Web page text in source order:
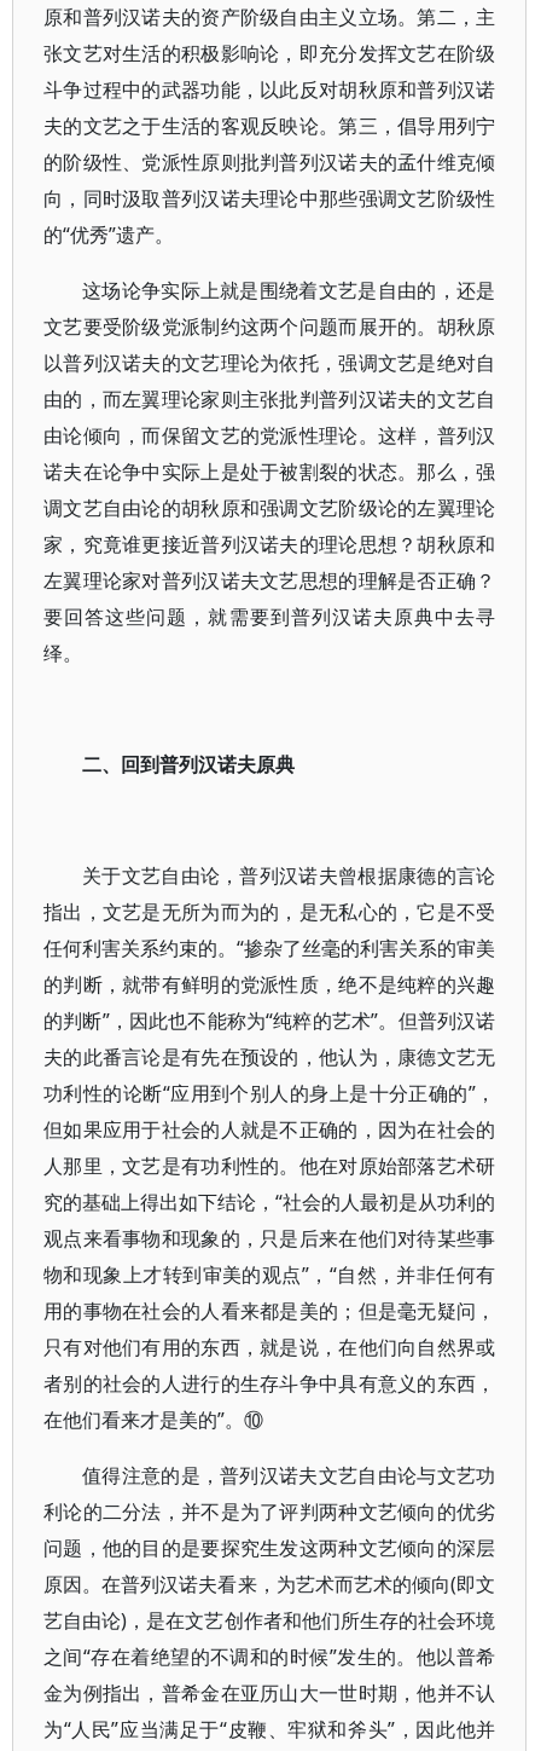
原和普列汉诺夫的资产阶级自由主义立场。第二，主
张文艺对生活的积极影响论，即充分发挥文艺在阶级
斗争过程中的武器功能，以此反对胡秋原和普列汉诺
夫的文艺之于生活的客观反映论。第三，倡导用列宁
的阶级性、党派性原则批判普列汉诺夫的孟什维克倾
向，同时汲取普列汉诺夫理论中那些强调文艺阶级性
的“优秀”遗产。
这场论争实际上就是围绕着文艺是自由的，还是
文艺要受阶级党派制约这两个问题而展开的。胡秋原
以普列汉诺夫的文艺理论为依托，强调文艺是绝对自
由的，而左翼理论家则主张批判普列汉诺夫的文艺自
由论倾向，而保留文艺的党派性理论。这样，普列汉
诺夫在论争中实际上是处于被割裂的状态。那么，强
调文艺自由论的胡秋原和强调文艺阶级论的左翼理论
家，究竟谁更接近普列汉诺夫的理论思想？胡秋原和
左翼理论家对普列汉诺夫文艺思想的理解是否正确？
要回答这些问题，就需要到普列汉诺夫原典中去寻
绎。
二、回到普列汉诺夫原典
关于文艺自由论，普列汉诺夫曾根据康德的言论
指出，文艺是无所为而为的，是无私心的，它是不受
任何利害关系约束的。“掺杂了丝毫的利害关系的审美
的判断，就带有鲜明的党派性质，绝不是纯粹的兴趣
的判断”，因此也不能称为“纯粹的艺术”。但普列汉诺
夫的此番言论是有先在预设的，他认为，康德文艺无
功利性的论断“应用到个别人的身上是十分正确的”，
但如果应用于社会的人就是不正确的，因为在社会的
人那里，文艺是有功利性的。他在对原始部落艺术研
究的基础上得出如下结论，“社会的人最初是从功利的
观点来看事物和现象的，只是后来在他们对待某些事
物和现象上才转到审美的观点”，“自然，并非任何有
用的事物在社会的人看来都是美的；但是毫无疑问，
只有对他们有用的东西，就是说，在他们向自然界或
者别的社会的人进行的生存斗争中具有意义的东西，
在他们看来才是美的”。⑩
值得注意的是，普列汉诺夫文艺自由论与文艺功
利论的二分法，并不是为了评判两种文艺倾向的优劣
问题，他的目的是要探究生发这两种文艺倾向的深层
原因。在普列汉诺夫看来，为艺术而艺术的倾向(即文
艺自由论)，是在文艺创作者和他们所生存的社会环境
之间“存在着绝望的不调和的时候”发生的。他以普希
金为例指出，普希金在亚历山大一世时期，他并不认
为“人民”应当满足于“皮鞭、牢狱和斧头”，因此他并